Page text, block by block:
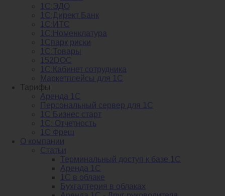
1С:ЭДО
1С:Директ Банк
1С:ИТС
1С:Номенклатура
1Спарк риски
1С:Товары
152DOC
1С:Кабинет сотрудника
Маркетплейсы для 1С
Тарифы
Аренда 1С
Персональный сервер для 1С
1С Бизнес старт
1С: Отчетность
1C Фреш
О компании
Статьи
Терминальный доступ к базе 1С
Аренда 1С
1С в облаке
Бухгалтерия в облаках